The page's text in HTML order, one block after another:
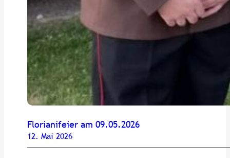
Florianifeier am 09.05.2026
12. Mai 2026